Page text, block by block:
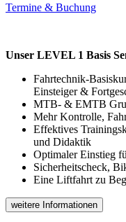
Termine & Buchung
Unser LEVEL 1 Basis
Fahrtechnik-
Einsteiger &
MTB- & EMTB
Mehr Kontrolle,
Effektives
und Didaktik
Optimaler Einstieg
Sicherheitscheck,
Eine Liftfahrt zu
weitere Informationen